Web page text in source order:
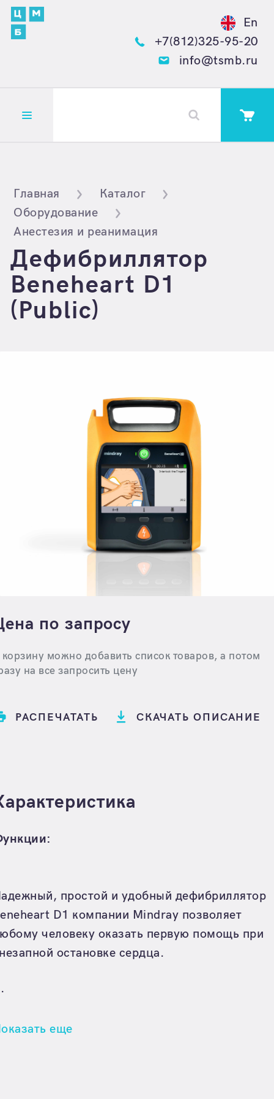
En
+7(812)325-95-20
info@tsmb.ru
Открыть меню
Главная
Каталог
Оборудование
Анестезия и реанимация
Дефибриллятор
Beneheart D1
(Public)
по запросу
можно добавить список товаров, а потом
на все запросить цену
СКАЧАТЬ ОПИСАНИЕ
РАСПЕЧАТАТЬ
простой и удобный дефибриллятор
D1 компании Mindray позволяет
человеку оказать первую помощь при
остановке сердца.
еще